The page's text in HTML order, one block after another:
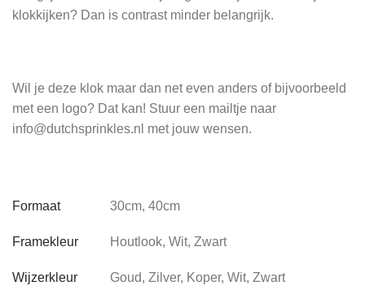
klokkijken? Dan is contrast minder belangrijk.
Wil je deze klok maar dan net even anders of bijvoorbeeld
met een logo? Dat kan! Stuur een mailtje naar
info@dutchsprinkles.nl met jouw wensen.
Formaat 30cm, 40cm
Framekleur Houtlook, Wit, Zwart
Wijzerkleur Goud, Zilver, Koper, Wit, Zwart